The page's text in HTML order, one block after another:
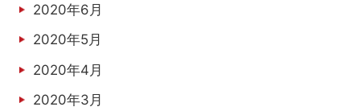
2020年6月
2020年5月
2020年4月
2020年3月